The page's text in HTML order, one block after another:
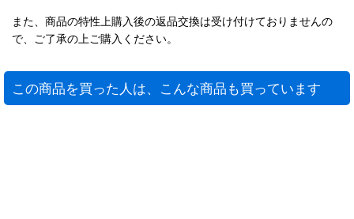
また、商品の特性上購入後の返品交換は受け付けておりませんの
で、ご了承の上ご購入ください。
この商品を買った人は、こんな商品も買っています